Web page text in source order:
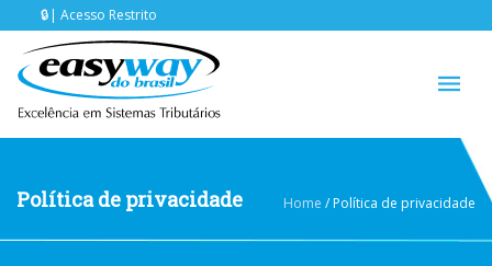
Acesso Restrito
Política de privacidade Home /Política de privacidade